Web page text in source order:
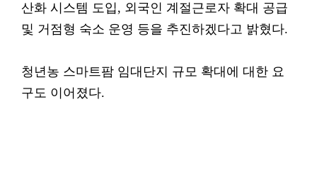
산화 시스템 도입, 외국인 계절근로자 확대 공급
및 거점형 숙소 운영 등을 추진하겠다고 밝혔다.
청년농 스마트팜 임대단지 규모 확대에 대한 요
구도 이어졌다.